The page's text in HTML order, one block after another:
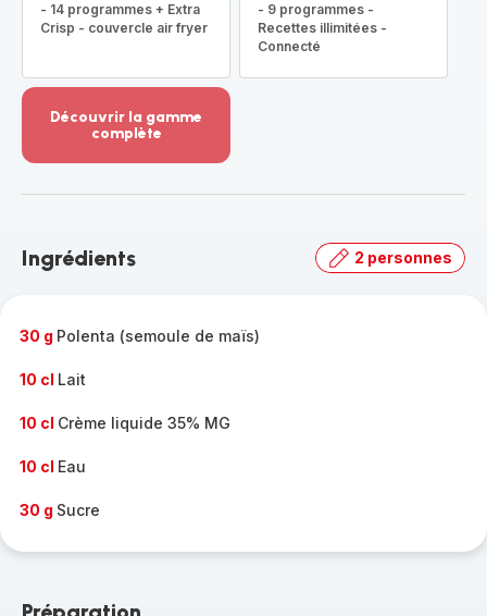
- 14 programmes + Extra
Crisp - couvercle air fryer
- 9 programmes -
Recettes illimitées -
Connecté
Découvrir la gamme
complète
-
gamme
Ingrédients 2 personnes
30 g Polenta (semoule de maïs)
10 cl Lait
10 cl Crème liquide 35% MG
10 cl Eau
30 g Sucre